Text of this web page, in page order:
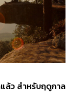
ล้ว สำหรับฤดูกาล